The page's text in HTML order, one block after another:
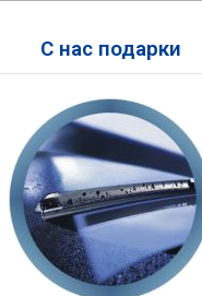
С нас подарки